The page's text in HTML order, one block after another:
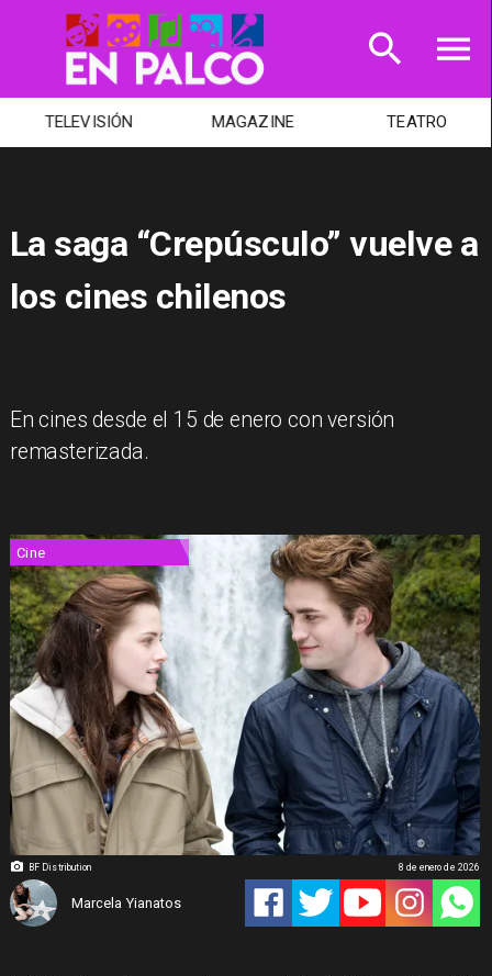
TELEVISIÓN MAGAZINE TEATRO
La saga “Crepúsculo” vuelve a
los cines chilenos
En cines desde el 15 de enero con versión
remasterizada.
BF Distribution
Cine
Marcela Yianatos
8 de enero de 2026